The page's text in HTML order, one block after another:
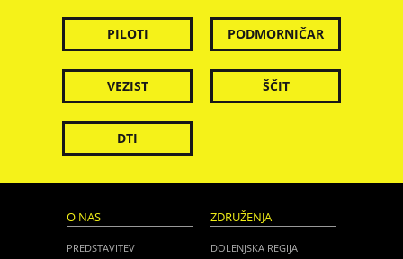
PILOTI PODMORNIČAR
VEZIST ŠČIT
DTI
O NAS
PREDSTAVITEV
ZDRUŽENJA
DOLENJSKA REGIJA